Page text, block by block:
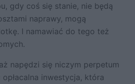
gdy coś się stanie, nie będą
naprawy, mogą
I namawiać do tego też
napędzi się niczym perpetum
inwestycja, która